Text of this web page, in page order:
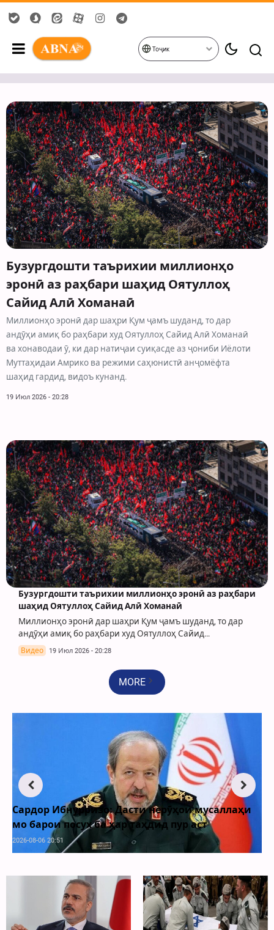
Тоҷик
Бузургдошти таърихии миллионҳо
эронӣ аз раҳбари шаҳид Оятуллоҳ
Сайид Алӣ Хоманаӣ
Миллионҳо эронӣ дар шаҳри Қум ҷамъ шуданд, то дар
андӯҳи амиқ бо раҳбари худ Оятуллоҳ Сайид Алӣ Хоманаӣ
ва хонаводаи ӯ, ки дар натиҷаи суиқасде аз ҷониби Иёлоти
Муттаҳидаи Амрико ва режими саҳюнистӣ анҷомёфта
шаҳид гардид, видоъ кунанд.
19 Июл 2026 - 20:28
Бузургдошти таърихии миллионҳо эронӣ аз раҳбари
шаҳид Оятуллоҳ Сайид Алӣ Хоманаӣ
Миллионҳо эронӣ дар шаҳри Қум ҷамъ шуданд, то дар
андӯҳи амиқ бо раҳбари худ Оятуллоҳ Сайид…
Видео 19 Июл 2026 - 20:28
MORE
Дасти нерӯҳои мусаллаҳи
ба ҳар таҳдид пур аст
Туркия
2026-08-06 20:51